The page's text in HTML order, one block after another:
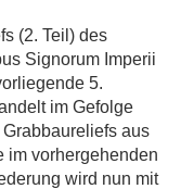
(2. Teil) des
Signorum Imperii
5.
im Gefolge
aus
im vorhergehenden
wird nun mit